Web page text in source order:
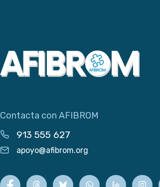
Contacta con AFIBROM
913 555 627
apoyo@afibrom.org